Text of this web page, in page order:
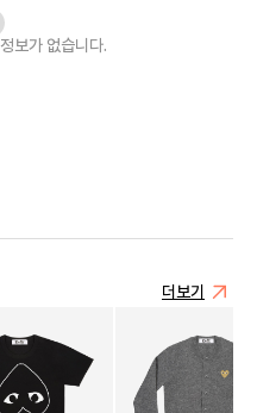
정보가 없습니다.
더보기